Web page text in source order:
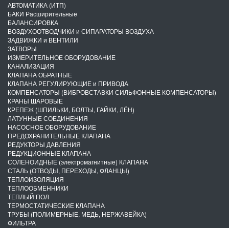
АВТОМАТИКА (ИТП)
БАКИ Расширительные
БАЛАНСИРОВКА
ВОЗДУХООТВОДЧИКИ и СИПАРАТОРЫ ВОЗДУХА
ЗАДВИЖКИ и ВЕНТИЛИ
ЗАТВОРЫ
ИЗМЕРИТЕЛЬНОЕ ОБОРУДОВАНИЕ
КАНАЛИЗАЦИЯ
КЛАПАНА ОБРАТНЫЕ
КЛАПАНА РЕГУЛИРУЮЩИЕ и ПРИВОДА
КОМПЕНСАТОРЫ (ВИБРОВСТАВКИ СИЛЬФОННЫЕ КОМПЕНСАТОРЫ)
КРАНЫ ШАРОВЫЕ
КРЕПЕЖ (ШПИЛЬКИ, БОЛТЫ, ГАЙКИ, ЛЁН)
ЛАТУННЫЕ СОЕДИНЕНИЯ
НАСОСНОЕ ОБОРУДОВАНИЕ
ПРЕДОХРАНИТЕЛЬНЫЕ КЛАПАНА
РЕДУКТОРЫ ДАВЛЕНИЯ
РЕДУКЦИОННЫЕ КЛАПАНА
СОЛЕНОИДНЫЕ (электромагнитные) КЛАПАНА
СТАЛЬ (ОТВОДЫ, ПЕРЕХОДЫ, ФЛАНЦЫ)
ТЕПЛОИЗОЛЯЦИЯ
ТЕПЛООБМЕННИКИ
ТЕПЛЫЙ ПОЛ
ТЕРМОСТАТИЧЕСКИЕ КЛАПАНА
ТРУБЫ (ПОЛИМЕРНЫЕ, МЕДЬ, НЕРЖАВЕЙКА)
ФИЛЬТРА